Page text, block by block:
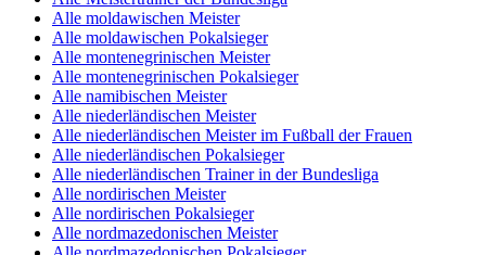
Alle moldawischen Meister
Alle moldawischen Pokalsieger
Alle montenegrinischen Meister
Alle montenegrinischen Pokalsieger
Alle namibischen Meister
Alle niederländischen Meister
Alle niederländischen Meister im Fußball der Frauen
Alle niederländischen Pokalsieger
Alle niederländischen Trainer in der Bundesliga
Alle nordirischen Meister
Alle nordirischen Pokalsieger
Alle nordmazedonischen Meister